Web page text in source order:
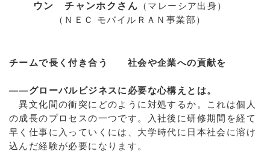
ウン チャンホクさん （マレーシア出身）
（ＮＥＣ モバイルＲＡＮ事業部）
チームで長く付き合う 社会や企業への貢献を
――グローバルビジネスに必要な心構えとは。
異文化間の衝突にどのように対処するか。これは個人
の成長のプロセスの一つです。入社後に研修期間を経て
早く仕事に入っていくには、大学時代に日本社会に溶け
込んだ経験が必要になります。